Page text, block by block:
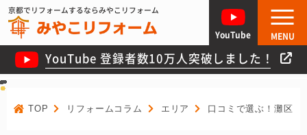
京都でリフォームするならみやこリフォーム
YouTube 登録者数10万人突破しました！
YouTube MENU
TOP リフォームコラム エリア 口コミで選ぶ！灘区で